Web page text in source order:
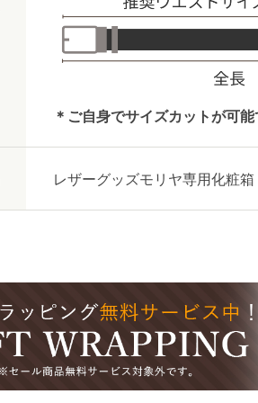
＊ご自身でサイズカットが可
レザーグッズモリヤ専用化粧箱